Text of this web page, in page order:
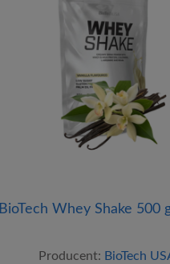
BioTech Whey Shake 500
Producent: BioTech